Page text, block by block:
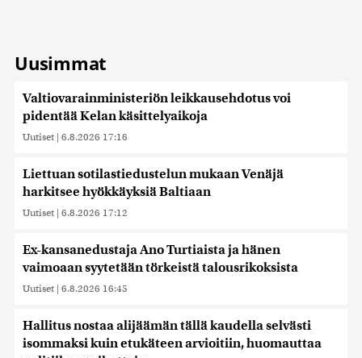
Uusimmat
Valtiovarainministeriön leikkausehdotus voi
pidentää Kelan käsittelyaikoja
Uutiset | 6.8.2026 17:16
Liettuan sotilastiedustelun mukaan Venäjä
harkitsee hyökkäyksiä Baltiaan
Uutiset | 6.8.2026 17:12
Ex-kansanedustaja Ano Turtiaista ja hänen
vaimoaan syytetään törkeistä talousrikoksista
Uutiset | 6.8.2026 16:45
Hallitus nostaa alijäämän tällä kaudella selvästi
isommaksi kuin etukäteen arvioitiin, huomauttaa